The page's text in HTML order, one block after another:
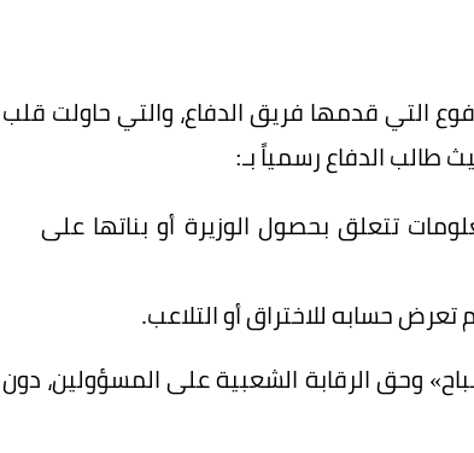
التي قدمها فريق الدفاع، والتي حاولت قلب
الدفاع رسمياً بـ:
تتعلق بحصول الوزيرة أو بناتها على
حسابه للاختراق أو التلاعب.
وحق الرقابة الشعبية على المسؤولين، دون